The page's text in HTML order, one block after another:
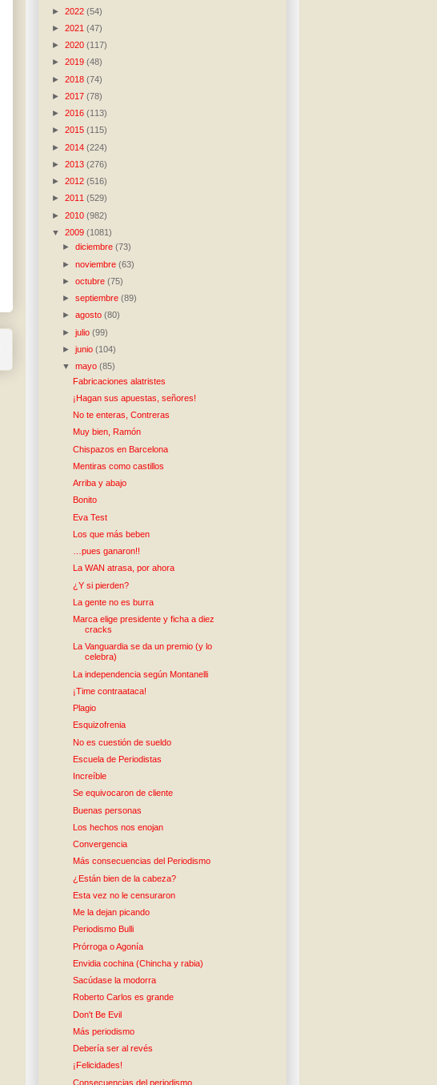
► 2022 (54)
► 2021 (47)
► 2020 (117)
► 2019 (48)
► 2018 (74)
► 2017 (78)
► 2016 (113)
► 2015 (115)
► 2014 (224)
► 2013 (276)
► 2012 (516)
► 2011 (529)
► 2010 (982)
▼ 2009 (1081)
►diciembre(73)
►noviembre(63)
►octubre(75)
►septiembre(89)
►agosto(80)
►julio(99)
►junio(104)
▼mayo(85)
Fabricaciones alatristes
¡Hagan sus apuestas, señores!
No te enteras, Contreras
Muy bien, Ramón
Chispazos en Barcelona
Mentiras como castillos
Arriba y abajo
Bonito
Eva Test
Los que más beben
…pues ganaron!!
La WAN atrasa, por ahora
¿Y si pierden?
La gente no es burra
Marca elige presidente y ficha a diez
cracks
La Vanguardia se da un premio (y lo
celebra)
La independencia según Montanelli
¡Time contraataca!
Plagio
Esquizofrenia
No es cuestión de sueldo
Escuela de Periodistas
Increíble
Se equivocaron de cliente
Buenas personas
Los hechos nos enojan
Convergencia
Más consecuencias del Periodismo
¿Están bien de la cabeza?
Esta vez no le censuraron
Me la dejan picando
Periodismo Bulli
Prórroga o Agonía
Envidia cochina (Chincha y rabia)
Sacúdase la modorra
Roberto Carlos es grande
Don't Be Evil
Más periodismo
Debería ser al revés
¡Felicidades!
Consecuencias del periodismo